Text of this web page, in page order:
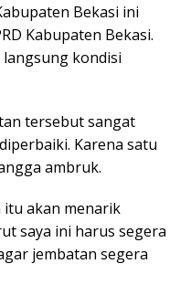
Bekasi ini
Kabupaten Bekasi.
kondisi
tersebut sangat
Karena satu
ambruk.
itu akan menarik
saya ini harus segera
jembatan segera